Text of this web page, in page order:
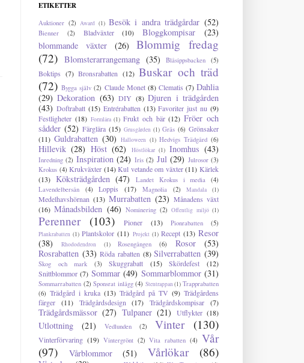
ETIKETTER
Auktioner (2) Award (1) Besök i andra trädgårdar (52)
Bienner (2) Bladväxter (10) Bloggkompisar
(23)
blommande växter
(26)
Blommig fredag
(72) Blomsterarrangemang (35) Blåsippsbacken (5)
Boktips (7) Bronsrabatten (12) Buskar och träd
(72) Bygga själv (2) Claude Monet (8) Clematis (7) Dahlia
(29) Dekoration (63) DIY (8) Djuren i trädgården
(43) Doftrabatt (15) Entrérabatten (13) Favoriter just nu (9)
Festligheter (18) Formlära (1) Frukt och bär (12) Fröer och
sådder (52) Färglära (15) Grusgården (1) Gräs (6) Grönsaker
(11) Guldrabatten (30) Halloween (1) Hedvigs Trädgård (6)
Hillevik (28) Höst (62) Höstlökar (1) Inomhus (43)
Inredning (2) Inspiration (24) Iris (2) Jul (29) Julrosor (3)
Krokus (4) Krukväxter (14) Kul vetande om växter (11) Kärlek
(13) Köksträdgården (47) Landet Krokus i media
(4)
Lavendelbersån
(4) Loppis (17) Magnolia (2) Mandala (1)
Medelhavshörnan (13) Murrabatten (23) Månadens växt
(16) Månadsbilden (46) Nominering (2) Offentlig miljö (1)
Perenner (103) Pioner (13) Pionrabatten (5)
Plankrabatten (1) Plantskolor (11) Projekt (1) Recept (13) Resor
(38)
Rhododendron (1) Rosengången (6) Rosor
(53)
Rosrabatten (33) Röda rabatten (8) Silverrabatten (39)
Skog och mark (3) Skuggrabatt (15) Skördefest
(12)
Snittblommor (7) Sommar (49) Sommarblommor (31)
Sommarrabatten (2) Sponsrat inlägg (4) Stentrappan(1) Trapprabatten
(6) Trädgård i kruka (13) Trädgård på TV (9) Trädgårdens
färger
(11) Trädgårdsdesign (17) Trädgårdskompisar (7)
Trädgårdsmässor (27) Tulpaner (21) Utflykter (18)
Utlottning (21) Vedlunden (2) Vinter (130)
Vinterförvaring (19) Vintergrönt (2) Vita rabatten (4) Vår
(97)
Vårblommor (51) Vårlökar (86)